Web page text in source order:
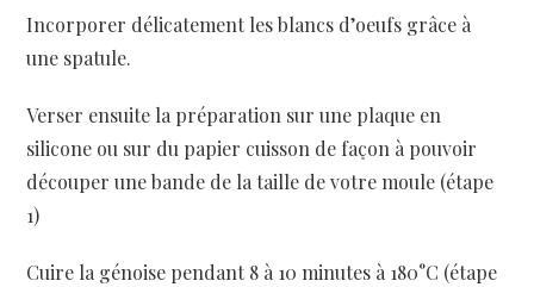
Incorporer délicatement les blancs d’oeufs grâce à
une spatule.
Verser ensuite la préparation sur une plaque en
silicone ou sur du papier cuisson de façon à pouvoir
découper une bande de la taille de votre moule (étape
1)
Cuire la génoise pendant 8 à 10 minutes à 180°C (étape